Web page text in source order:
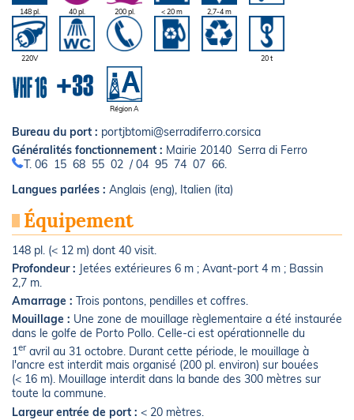
148 pl. 40 pl. 200 pl. < 20 m 2,7-4 m
220V 20 t
Région A
Bureau du port : portjbtomi@serradiferro.corsica
Généralités fonctionnement : Mairie 20140 Serra di Ferro
T. 06 15 68 55 02 / 04 95 74 07 66.
Langues parlées : Anglais (eng), Italien (ita)
Équipement
148 pl. (< 12 m) dont 40 visit.
Profondeur : Jetées extérieures 6 m ; Avant-port 4 m ; Bassin
2,7 m.
Amarrage : Trois pontons, pendilles et coffres.
Mouillage : Une zone de mouillage règlementaire a été instaurée
dans le golfe de Porto Pollo. Celle-ci est opérationnelle du
1eravril au 31 octobre. Durant cette période, le mouillage à
l'ancre est interdit mais organisé (200 pl. environ) sur bouées
(< 16 m). Mouillage interdit dans la bande des 300 mètres sur
toute la commune.
Largeur entrée de port : < 20 mètres.